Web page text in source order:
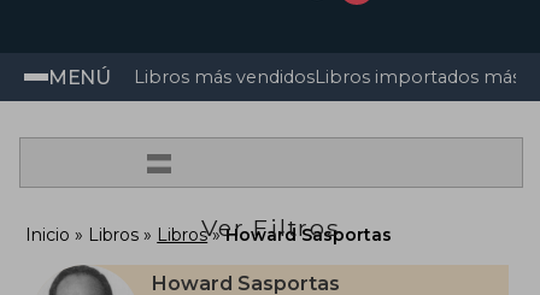
MENÚ Libros más vendidosLibros importados más
=
Ver Filtros
Inicio Libros Libros Howard Sasportas
Howard Sasportas